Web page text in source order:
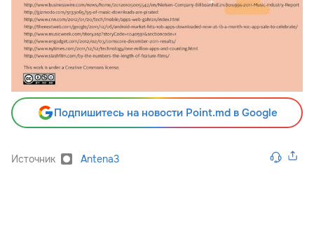
Подпишитесь на новости Point.md в Google
Источник Antena3